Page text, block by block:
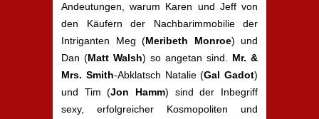
Andeutungen, warum Karen und Jeff von
den Käufern der Nachbarimmobilie der
Intriganten Meg (Meribeth Monroe) und
Dan (Matt Walsh) so angetan sind. Mr. &
Mrs. Smith-Abklatsch Natalie (Gal Gadot)
und Tim (Jon Hamm) sind der Inbegriff
sexy, erfolgreicher Kosmopoliten und